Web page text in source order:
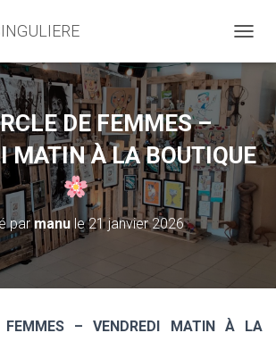
É
L
R
L
A
A
O
DE FEMMES –
MATIN À LA BOUTIQUE
parmanule21 janvier 2026
FEMMES – VENDREDI MATIN À LA